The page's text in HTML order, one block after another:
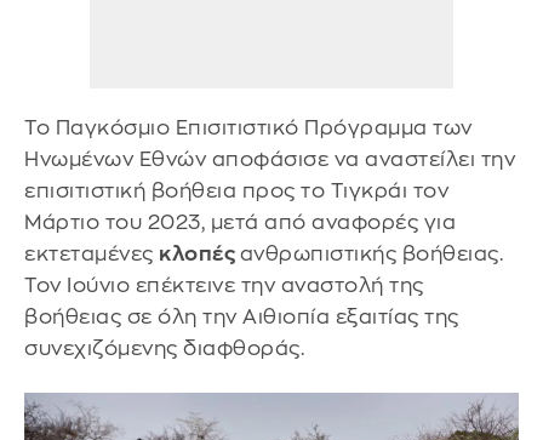
Το Παγκόσμιο Επισιτιστικό Πρόγραμμα των
Ηνωμένων Εθνών αποφάσισε να αναστείλει την
επισιτιστική βοήθεια προς το Τιγκράι τον
Μάρτιο του 2023, μετά από αναφορές για
εκτεταμένες κλοπές ανθρωπιστικής βοήθειας.
Τον Ιούνιο επέκτεινε την αναστολή της
βοήθειας σε όλη την Αιθιοπία εξαιτίας της
συνεχιζόμενης διαφθοράς.